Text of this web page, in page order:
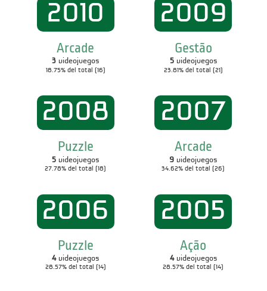
2010
Arcade
3 videojuegos
18.75% del total (16)
2009
Gestão
5videojuegos
23.81% del total (21)
2008
Puzzle
5 videojuegos
27.78% del total (18)
2007
Arcade
9 videojuegos
34.62% del total (26)
2006
Puzzle
4videojuegos
28.57% del total (14)
2005
Ação
4videojuegos
28.57% del total (14)